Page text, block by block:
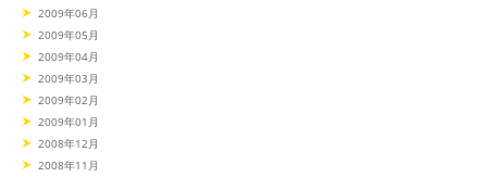
2009年06月
2009年05月
2009年04月
2009年03月
2009年02月
2009年01月
2008年12月
2008年11月